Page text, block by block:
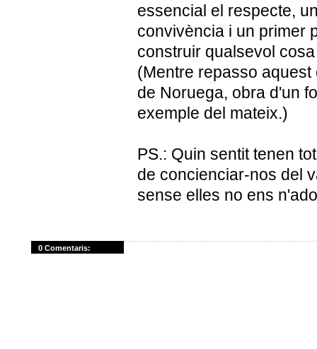
essencial el respecte,
convivència i un primer
construir qualsevol
(Mentre repasso
de Noruega, obra d'un
exemple del mateix.)
PS.: Quin sentit tenen
de concienciar-nos del
sense elles no ens
0 Comentaris: